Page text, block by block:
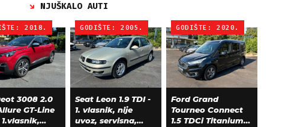
NJUŠKALO AUTI
GODIŠTE: 2020.
Ford Grand
Tourneo Connect
1.5 TDCi Titanium
2018.
3008 2.0
GT-Line
GODIŠTE: 2005.
Seat Leon 1.9 TDI -
1. vlasnik, nije
uvoz, servisna,